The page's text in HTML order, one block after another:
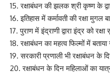
15. रक्षाबंधन की झलक श्री कृष्ण के
16. इतिहास में कर्मावती की रक्षा मुगल
17. पुराण में इंद्राणी द्वारा इंद्र को
18. रक्षाबंधन का महत्व फिल्मों में बताया
19. सरकारी प्रणाली भी रक्षाबंधन के
20. रक्षाबंधन के दिन महिलाओं का